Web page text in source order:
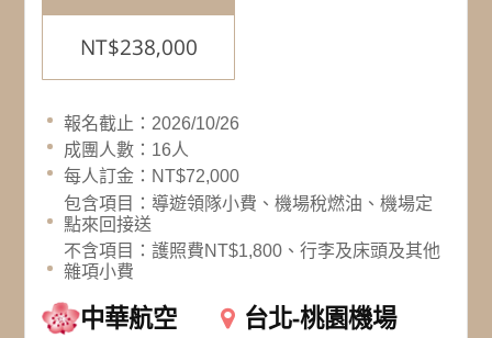
NT$238,000
報名截止：2026/10/26
成團人數：16人
每人訂金：NT$72,000
包含項目：導遊領隊小費、機場稅燃油、機場定
點來回接送
不含項目：護照費NT$1,800、行李及床頭及其他
雜項小費
中華航空 台北-桃園機場